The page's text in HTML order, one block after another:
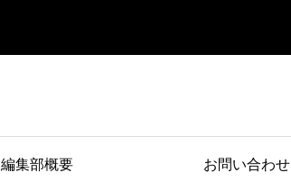
編集部概要 お問い合わせ